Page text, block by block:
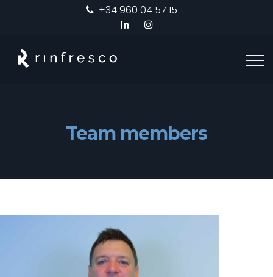
+34 960 04 57 15
Team members